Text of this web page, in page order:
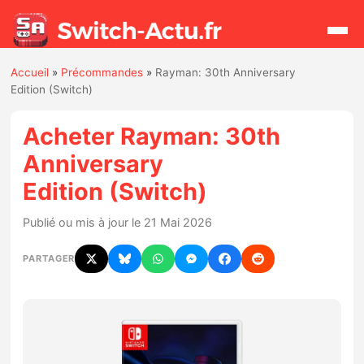
Actualités
Jeux
Hardware
Mises à jour
Chiffres de ventes
Accueil » Précommandes » Rayman: 30th Anniversary
Edition (Switch)
Acheter Rayman: 30th
Anniversary
Edition (Switch)
Publié ou mis à jour le 21 Mai 2026
PARTAGER